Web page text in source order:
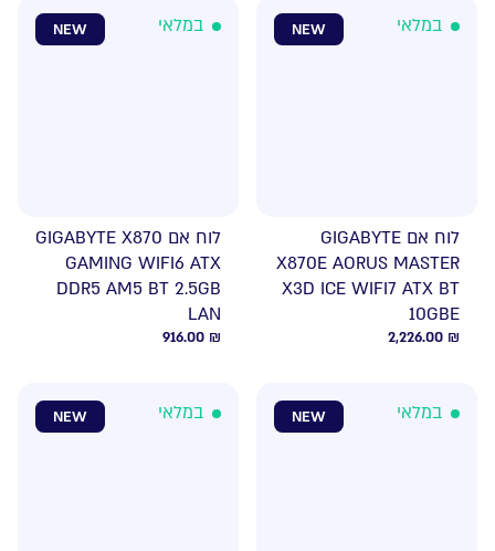
NEW במלאי
לוח אם GIGABYTE
X870E AORUS MASTER
X3D ICE WIFI7 ATX BT
10GBE
2,226.00 ₪
NEW במלאי
לוח אם GIGABYTE X870
GAMING WIFI6 ATX
DDR5 AM5 BT 2.5GB
LAN
916.00 ₪
NEW במלאי NEW במלאי